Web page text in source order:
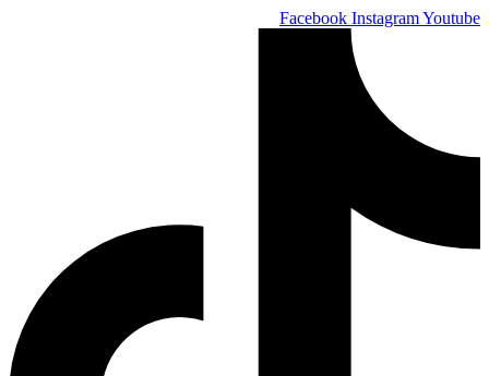
Skip
Facebook InstagramYoutube